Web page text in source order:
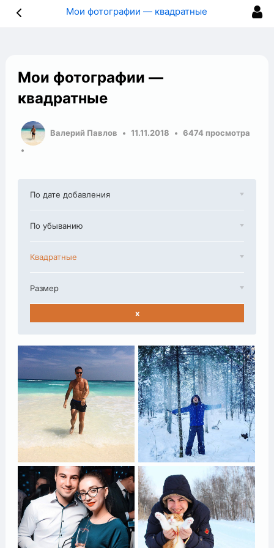
Мои фотографии — квадратные
Мои фотографии —
квадратные
Валерий Павлов 11.11.2018 6474 просмотра
По дате добавления
По убыванию
Квадратные
Размер
x